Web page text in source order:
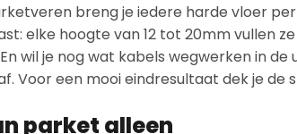
breng je iedere harde vloer
elke hoogte van 12 tot 20mm vullen
wil je nog wat kabels wegwerken in
Voor een mooi eindresultaat dek je
parket alleen